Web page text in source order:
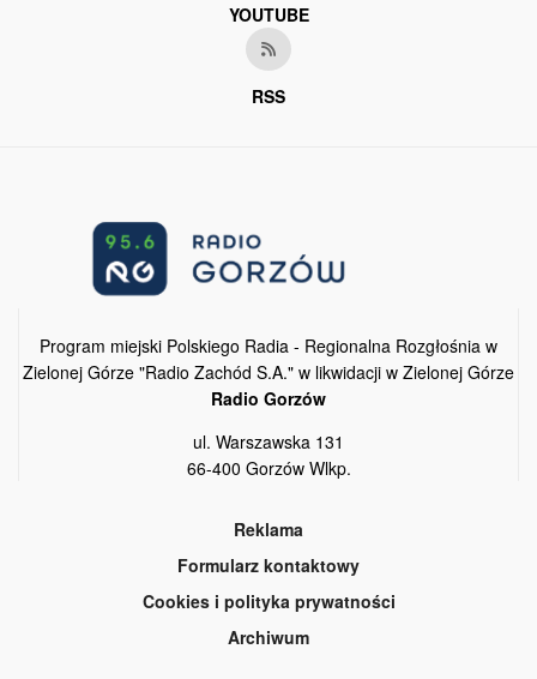
YOUTUBE
RSS
Program miejski Polskiego Radia - Regionalna Rozgłośnia w
Zielonej Górze "Radio Zachód S.A." w likwidacji w Zielonej Górze
Radio Gorzów
ul. Warszawska 131
66-400 Gorzów Wlkp.
Reklama
Formularz kontaktowy
Cookies i polityka prywatności
Archiwum